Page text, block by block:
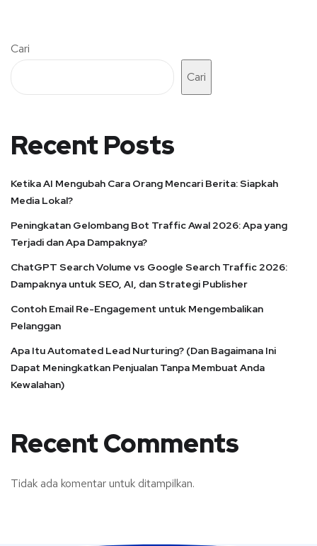
Cari
Cari
Recent Posts
Ketika AI Mengubah Cara Orang Mencari Berita: Siapkah
Media Lokal?
Peningkatan Gelombang Bot Traffic Awal 2026: Apa yang
Terjadi dan Apa Dampaknya?
ChatGPT Search Volume vs Google Search Traffic 2026:
Dampaknya untuk SEO, AI, dan Strategi Publisher
Contoh Email Re-Engagement untuk Mengembalikan
Pelanggan
Apa Itu Automated Lead Nurturing? (Dan Bagaimana Ini
Dapat Meningkatkan Penjualan Tanpa Membuat Anda
Kewalahan)
Recent Comments
Tidak ada komentar untuk ditampilkan.